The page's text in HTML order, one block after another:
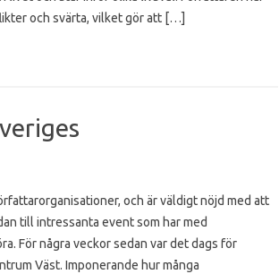
och svärta, vilket gör att […]
och är väldigt nöjd med att
till intressanta event som har med
För några veckor sedan var det dags för
Väst. Imponerande hur många